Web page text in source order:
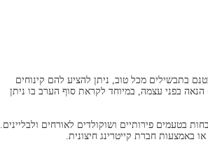
בתבשילים מכל טוב, ניתן להציע להם קינוחים
בפני עצמה, במיוחד לקראת סוף הערב בו ניתן
בטעמים פירותיים ושוקולדים לאורחים ולבליינים.
באמצעות חברת קייטרינג חיצונית.